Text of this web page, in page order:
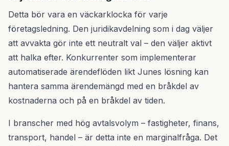
Detta bör vara en väckarklocka för varje
företagsledning. Den juridikavdelning som i dag väljer
att avvakta gör inte ett neutralt val – den väljer aktivt
att halka efter. Konkurrenter som implementerar
automatiserade ärendeflöden likt Junes lösning kan
hantera samma ärendemängd med en bråkdel av
kostnaderna och på en bråkdel av tiden.
I branscher med hög avtalsvolym – fastigheter, finans,
transport, handel – är detta inte en marginalfråga. Det